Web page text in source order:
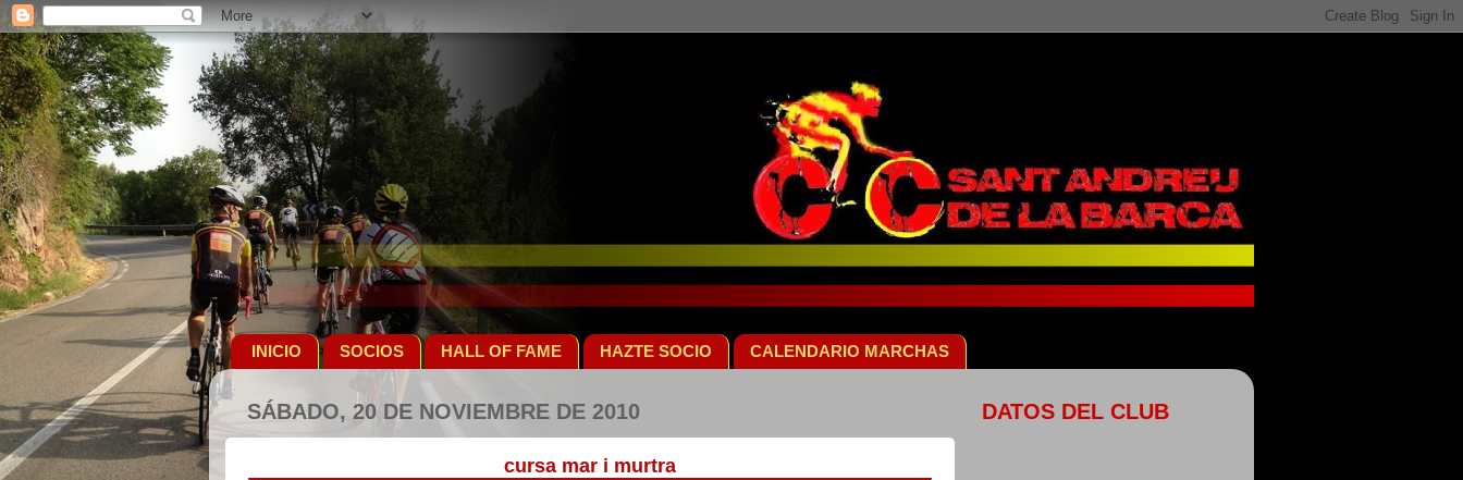
INICIO SOCIOS HALL OF FAME HAZTE SOCIO CALENDARIO MARCHAS
SÁBADO, 20 DE NOVIEMBRE DE 2010
cursa mar i murtra
DATOS DEL CLUB